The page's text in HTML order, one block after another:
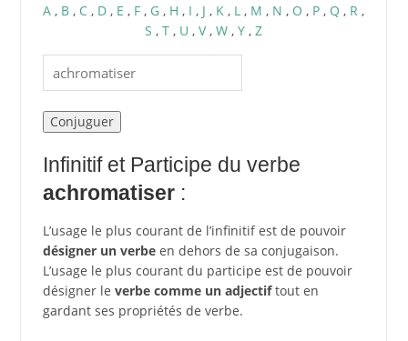
A , B , C , D , E , F , G , H , I , J , K , L , M , N , O , P , Q , R ,
S , T , U , V, W , Y , Z
Infinitif et Participe du verbe
achromatiser:
L’usage le plus courant de l’infinitif est de pouvoir
désigner un verbeen dehors de sa conjugaison.
L’usage le plus courant du participe est de pouvoir
désigner le verbe comme un adjectiftout en
gardant ses propriétés de verbe.